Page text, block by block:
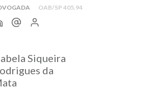
OAB/SP 405.94
Siqueira
da